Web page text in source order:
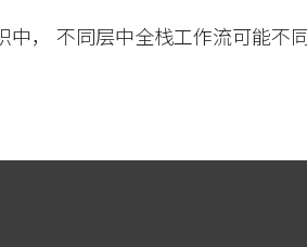
中， 不同层中全栈工作流可能不同